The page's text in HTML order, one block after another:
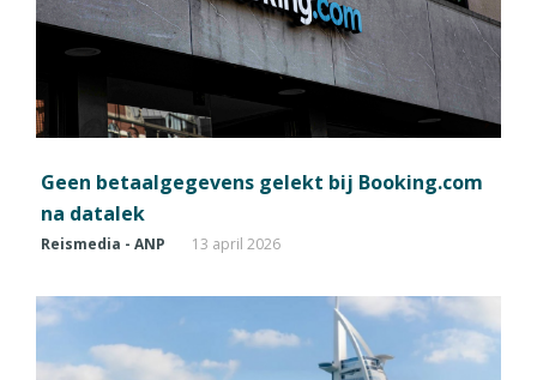
Geen betaalgegevens gelekt bij Booking.com
na datalek
Reismedia - ANP 13 april 2026